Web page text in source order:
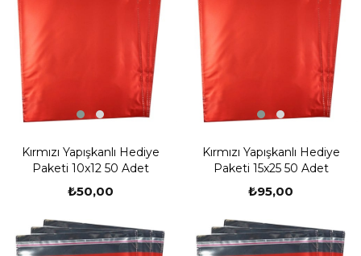
Kırmızı Yapışkanlı Hediye
Paketi 10x12 50 Adet
₺50,00
Kırmızı Yapışkanlı Hediye
Paketi 15x25 50 Adet
₺95,00